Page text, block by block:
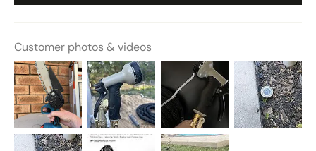
Customer photos & videos